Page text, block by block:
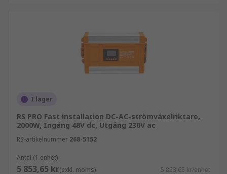
I lager
RS PRO Fast installation DC-AC-strömväxelriktare,
2000W, Ingång 48V dc, Utgång 230V ac
RS-artikelnummer 268-5152
Antal (1 enhet)
5 853,65 kr(exkl. moms) 5 853,65 kr/enhet